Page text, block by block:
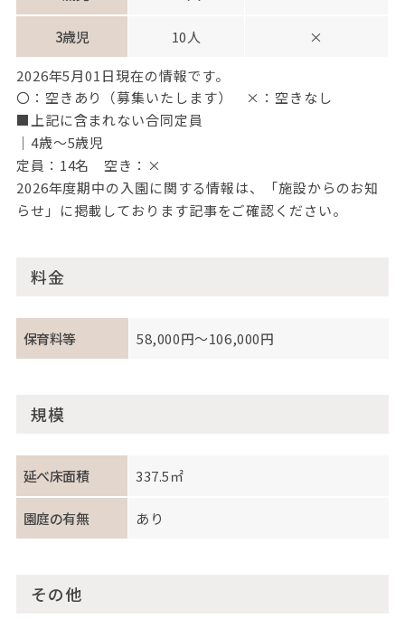
3歳児 10人 ×
2026年5月01日現在の情報です。
〇：空きあり（募集いたします） ×：空きなし
■上記に含まれない合同定員
｜4歳～5歳児
定員：14名 空き：×
2026年度期中の入園に関する情報は、「施設からのお知
らせ」に掲載しております記事をご確認ください。
料金
保育料等 58,000円～106,000円
規模
延べ床面積 337.5㎡
園庭の有無 あり
その他